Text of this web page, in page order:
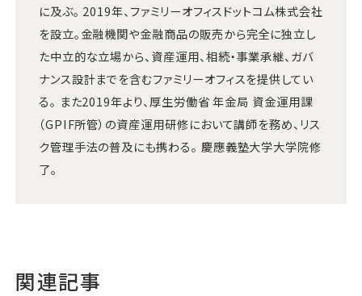
に及ぶ。 2019年、ファミリーオフィスドットコム株式会社
を設立。金融機関や金融商品の販売から完全に独立し
た中立的な立場から、資産運用、相続・事業承継、ガバ
ナンス設計までを含むファミリーオフィスを提供してい
る。 また2019年より、厚生労働省 年金局 資金運用課
（GPIF所管）の資産運用研修において講師を務め、リス
ク管理手法の普及にも携わる。 慶應義塾大学大学院修
了。
関連記事